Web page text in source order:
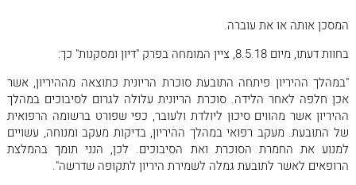
המסכן אותה או את עוברה.
בחוות דעתו, מיום 8.5.18, ציין המומחה בפרק "דיון ומסקנות" כך:
"במהלך ההיריון פיתחה התובעת סוכרת הריונית כתוצאה מההיריון, אשר
אכן חלפה לאחר הלידה. סוכרת הריונית עלולה לגרום לסיבוכים במהלך
ההיריון אשר מהווים סיכון ליולדת ולעובר, כפי שפורט ברשומה הרפואית
של התובעת. מעקב רפואי במהלך ההיריון, בדיקות מעקב ומנוחה, עשויים
למנוע את החמרת הסוכרת ואת הסיבוכים. לכן, הנני תומך בהמלצת
הרופאים לאשר לתובעת גמלה לשמירת היריון לתקופה שדרשה".